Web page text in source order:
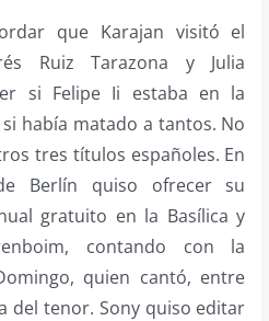
que Karajan visitó el
Ruiz Tarazona y Julia
si Felipe Ii estaba en la
había matado a tantos. No
tres títulos españoles. En
Berlín quiso ofrecer su
gratuito en la Basílica y
contando con la
quien cantó, entre
del tenor. Sony quiso editar